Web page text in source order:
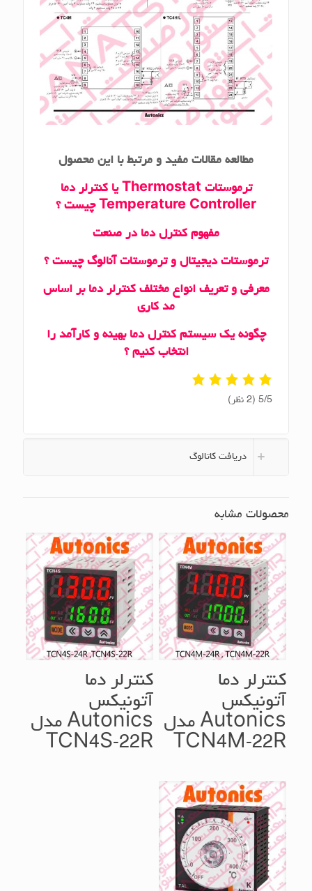
مطالعه مقالات مفید و مرتبط با این محصول
ترموستات Thermostat یا کنترلر دما
Temperature Controller چیست ؟
مفهوم کنترل دما در صنعت
ترموستات دیجیتال و ترموستات آنالوگ چیست ؟
معرفی و تعریف انواع مختلف کنترلر دما بر اساس
مد کاری
چگونه یک سیستم کنترل دما بهینه و کارآمد را
انتخاب کنیم ؟
‫5/5
دریافت کاتالوگ
محصولات مشابه
کنترلر دما
آتونیکس
Autonics مدل
TCN4M-22R
کنترلر دما
آتونیکس
Autonics مدل
TCN4S-22R